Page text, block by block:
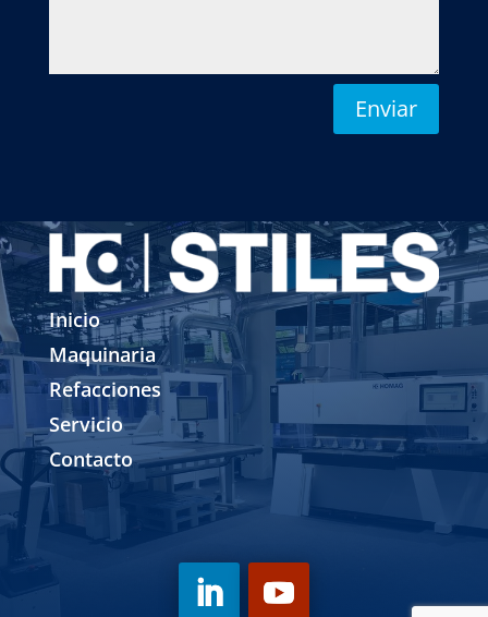
Enviar
Inicio
Maquinaria
Refacciones
Servicio
Contacto